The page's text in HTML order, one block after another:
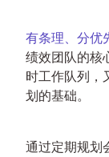
有条理、分优
绩效团队的核
时工作队列，
划的基础。
通过定期规划